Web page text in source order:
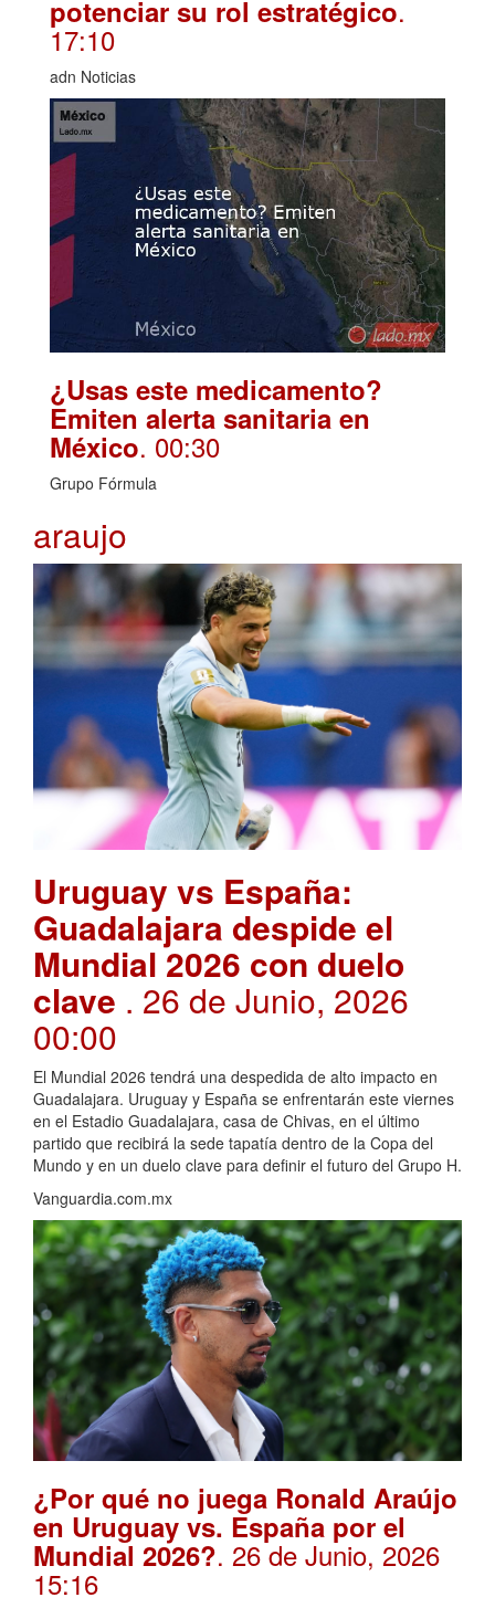
potenciar su rol estratégico.
17:10
adn Noticias
¿Usas este medicamento?
Emiten alerta sanitaria en
México. 00:30
Grupo Fórmula
araujo
Uruguay vs España:
Guadalajara despide el
Mundial 2026 con duelo
clave . 26 de Junio, 2026
00:00
El Mundial 2026 tendrá una despedida de alto impacto en
Guadalajara. Uruguay y España se enfrentarán este viernes
en el Estadio Guadalajara, casa de Chivas, en el último
partido que recibirá la sede tapatía dentro de la Copa del
Mundo y en un duelo clave para definir el futuro del Grupo H.
Vanguardia.com.mx
¿Por qué no juega Ronald Araújo
en Uruguay vs. España por el
Mundial 2026?. 26 de Junio, 2026
15:16